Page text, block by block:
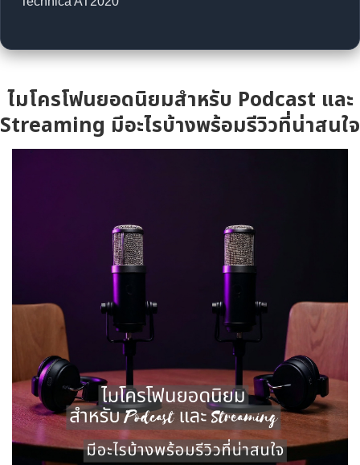
ไมโครโฟนยอดนิยมสำหรับ Podcast และ
Streaming มีอะไรบ้างพร้อมรีวิวที่น่าสนใจ